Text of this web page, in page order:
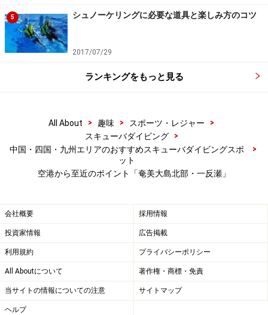
5 シュノーケリングに必要な道具と楽しみ方のコツ
2017/07/29
ランキングをもっと見る
All About > 趣味 > スポーツ・レジャー
>
スキューバダイビング
>
中国・四国・九州エリアのおすすめスキューバダイビングスポ
ット
>
空港から至近のポイント「奄美大島北部・一反瀬」
会社概要 採用情報
投資家情報 広告掲載
利用規約 プライバシーポリシー
All Aboutについて 著作権・商標・免責
当サイトの情報についての注意 サイトマップ
ヘルプ